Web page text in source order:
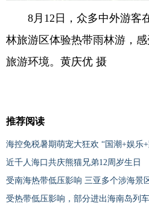
8月12日，众多中外游客
林旅游区体验热带雨林游，
旅游环境。黄庆优 摄
推荐阅读
海控免税暑期萌宠大狂欢 “国潮+娱乐
近千人海口共庆熊猫兄弟12周岁生日
受南海热带低压影响 三亚多个涉海景
受热带低压影响，部分进出海南岛列